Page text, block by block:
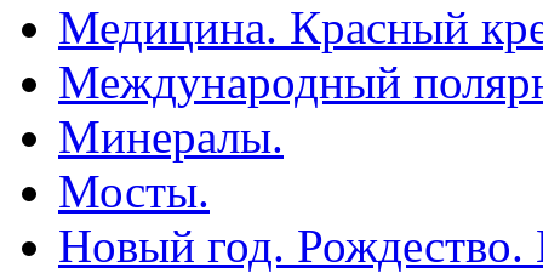
Медицина. Красный
Международный
Минералы.
Мосты.
Новый год. Рождество.